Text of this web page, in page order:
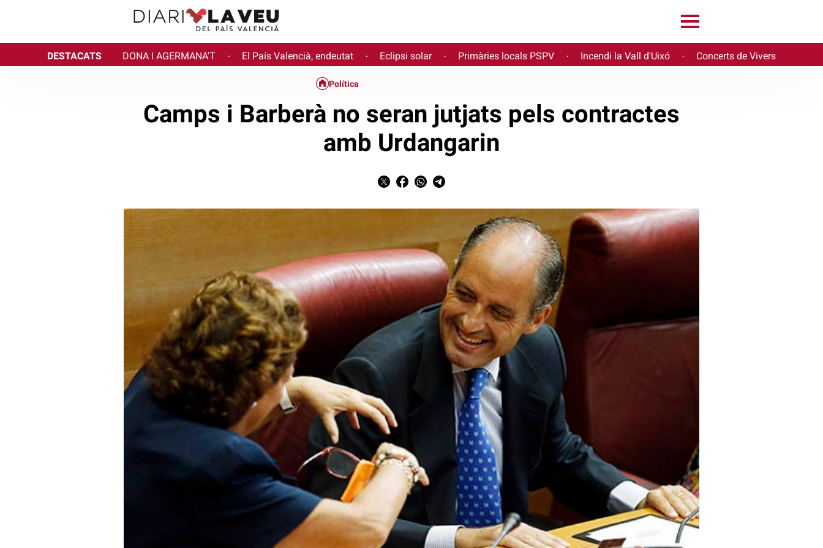
DESTACATS DONA I AGERMANA'T · El País Valencià, endeutat · Eclipsi solar · Primàries locals PSPV · Incendi la Vall d'Uixó · Concerts de Vivers
Política
Camps i Barberà no seran jutjats pels contractes
amb Urdangarin